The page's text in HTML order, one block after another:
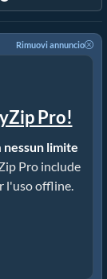
Rimuovi annuncio
Pro!
nessun limite
Pro include
l'uso offline.